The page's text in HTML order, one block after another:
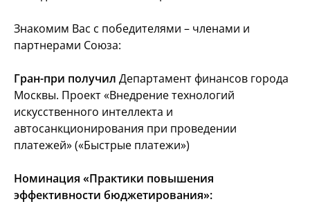
Знакомим Вас с победителями – членами и
партнерами Союза:
Гран-при получил Департамент финансов города
Москвы. Проект «Внедрение технологий
искусственного интеллекта и
автосанкционирования при проведении
платежей» («Быстрые платежи»)
Номинация «Практики повышения
эффективности бюджетирования»: